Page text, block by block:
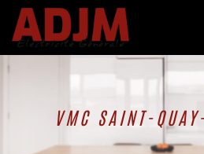
VMC SAINT-
Panneau de gestion des cookies